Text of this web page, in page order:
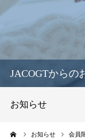
JACOGTからの
お知らせ
お知らせ 会員
オンデマンド